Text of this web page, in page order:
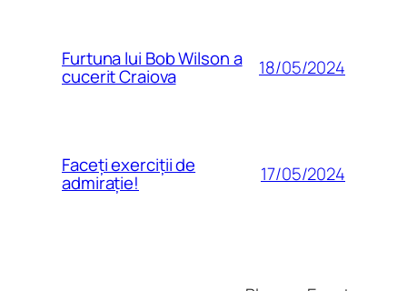
Furtuna lui Bob Wilson a
cucerit Craiova 18/05/2024
Faceți exerciții de
admirație! 17/05/2024